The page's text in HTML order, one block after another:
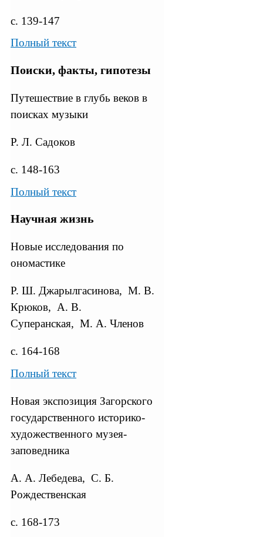
с. 139-147
Полный текст
Поиски, факты, гипотезы
Путешествие в глубь веков в
поисках музыки
Р. Л. Садоков
с. 148-163
Полный текст
Научная жизнь
Новые исследования по
ономастике
Р. Ш. Джарылгасинова, М. В.
Крюков, А. В.
Суперанская, М. А. Членов
с. 164-168
Полный текст
Новая экспозиция Загорского
государственного историко-
художественного музея-
заповедника
А. А. Лебедева, С. Б.
Рождественская
с. 168-173